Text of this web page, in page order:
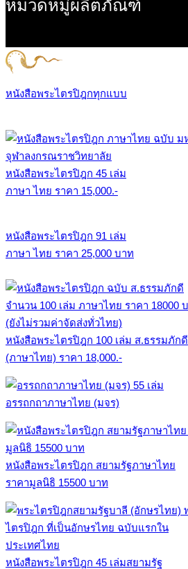
หมวดหมู่ผลิตภัณฑ์
หนังสือพระไตรปิฎกทุกแบบ
หนังสือพระไตรปิฎก 45 เล่ม
ภาษา ไทย ราคา 15,000.-
หนังสือพระไตรปิฎก 91 เล่ม
ภาษา ไทย ราคา 25,000 บาท
หนังสือพระไตรปิฎก 100 เล่ม ส.ธรรมภักดี
(ภาษาไทย) ราคา 18,000.-
อรรถกถาภาษาไทย (มจร)
หนังสือพระไตรปิฎก สยามรัฐภาษาไทย
ราคามูลนิธิ 15500 บาท
หนังสือพระไตรปิฎก 45 เล่มสยามรัฐ